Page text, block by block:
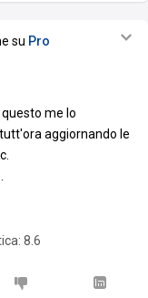
su Pro
questo me lo
aggiornando le
8.6